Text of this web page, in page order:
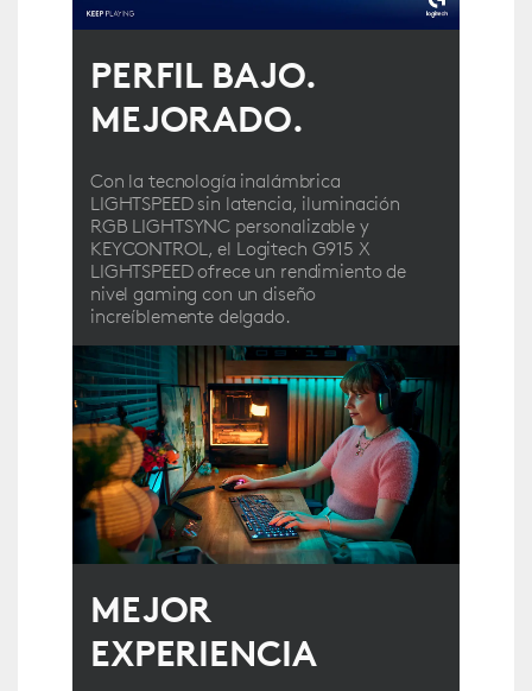
PERFIL BAJO.
MEJORADO.
Con la tecnología inalámbrica
LIGHTSPEED sin latencia, iluminación
RGB LIGHTSYNC personalizable y
KEYCONTROL, el Logitech G915 X
LIGHTSPEED ofrece un rendimiento de
nivel gaming con un diseño
increíblemente delgado.
MEJOR
EXPERIENCIA